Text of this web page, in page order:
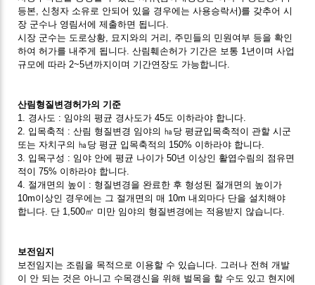
등본, 신청자 소유로 안되어 있을 경우에는 사용승락서)를 갖추어 시
장 군수나 영림서에 제출하면 됩니다.
시장 군수는 도로상황, 묘지와의 거리, 주민들의 민원여부 등을 확인
하여 허가를 내주게 됩니다. 산림훼손허가 기간은 보통 1년이며 사업
규모에 따라 2~5년까지이며 기간연장도 가능합니다.
산림형질변경허가의 기준
1. 경사도 : 임야의 평균 경사도가 45도 이하라야 합니다.
2. 입목축적 : 산림 형질변경 임야의 ㏊당 평균입목축적이 관할 시군
또는 자치구의 ㏊당 평균 입목축적의 150% 이하라야 합니다.
3. 입목구성 : 임야 안에 평균 나이가 50년 이상인 활엽수림의 점유면
적이 75% 이하라야 합니다.
4. 절개면의 높이 : 형질변경을 완료한 후 형성된 절개면의 높이가
10m이상인 경우에는 그 절개면의 매 10m 내외마다 단을 설치해야
합니다. 단 1,500㎡ 미만 임야의 형질변경에는 적용받지 않습니다.
보전임지
보전임지는 조림을 목적으로 이용할 수 있습니다. 그러나 전혀 개발
이 안 되는 것은 아니고 수목갱신을 위해 벌목을 할 수도 있고 현지에